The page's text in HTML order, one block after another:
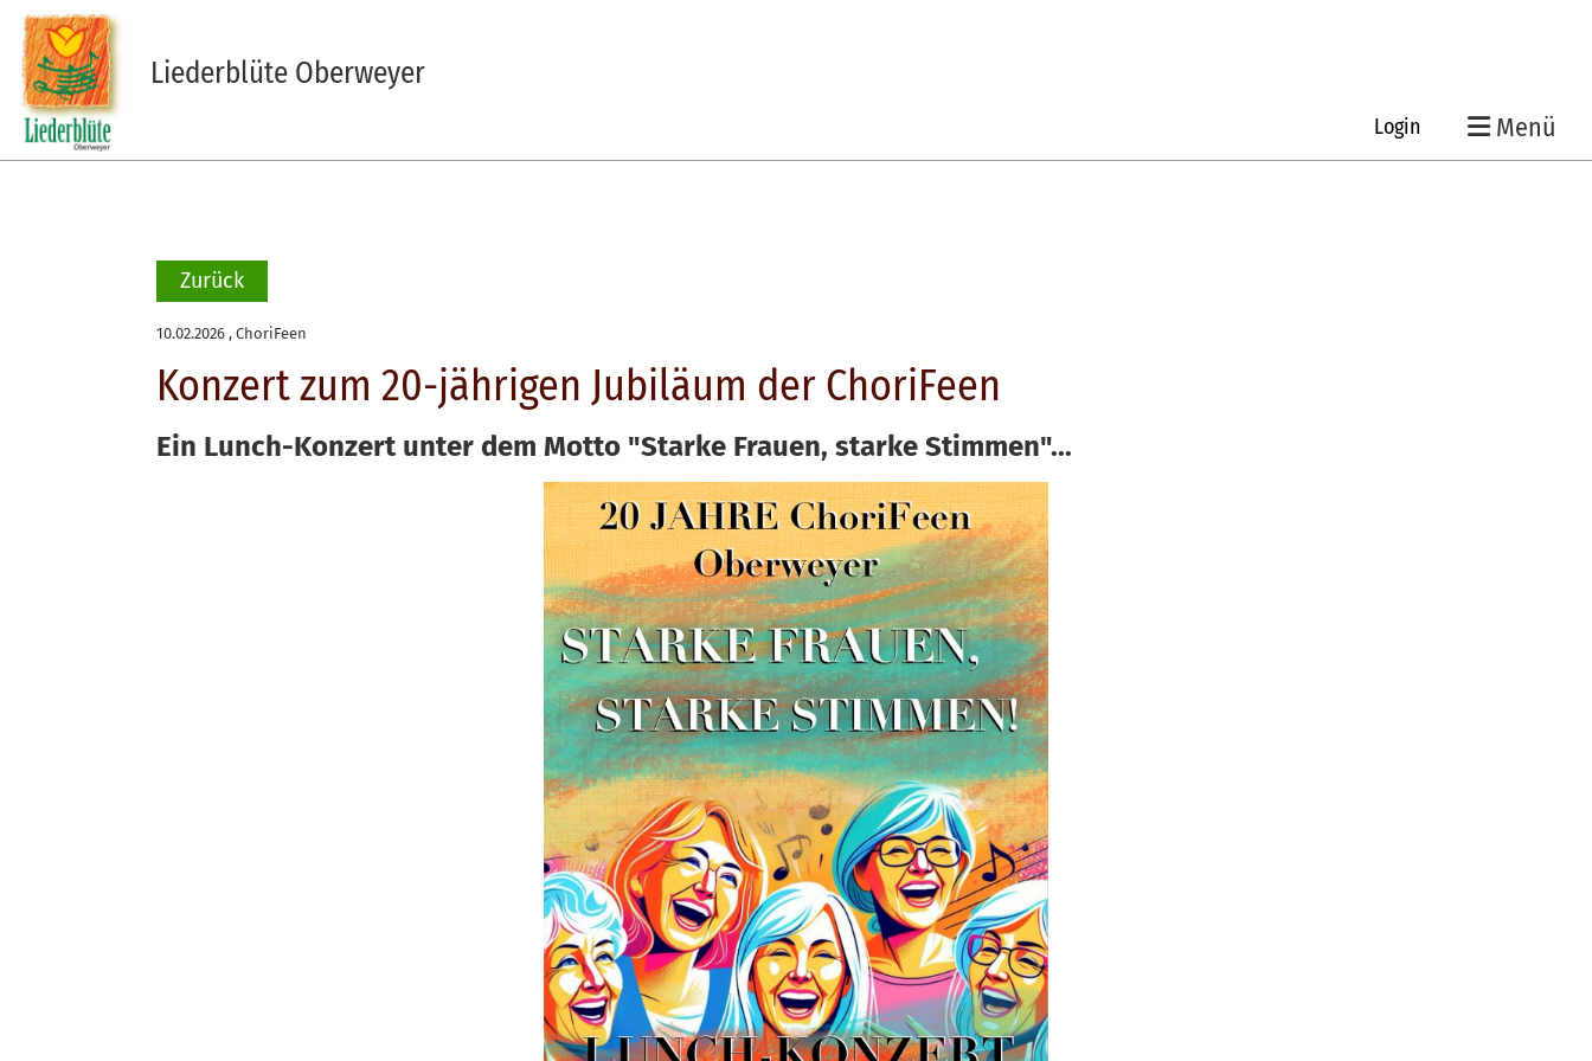
Liederblüte Oberweyer
Login Menü
Zurück
10.02.2026 , ChoriFeen
Konzert zum 20-jährigen Jubiläum der ChoriFeen
Ein Lunch-Konzert unter dem Motto "Starke Frauen, starke Stimmen"...